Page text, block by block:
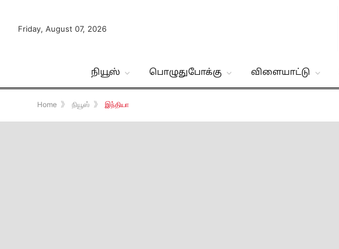
Friday, August 07, 2026
நியூஸ் பொழுதுபோக்கு விளையாட்டு
Home 》 நியூஸ் 》 இந்தியா